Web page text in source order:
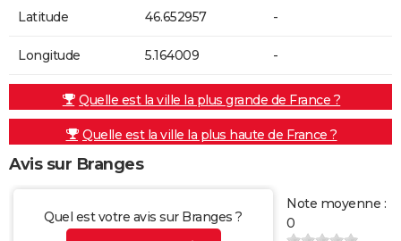
Latitude 46.652957 -
Longitude 5.164009 -
Quelle est la ville la plus grande de France ?
Quelle est la ville la plus haute de France ?
Avis sur Branges
Quel est votre avis sur Branges ?
Note moyenne :
0